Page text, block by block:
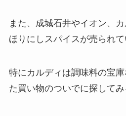
また、成城石井やイオン、
ほりにしスパイスが売られて
特にカルディは調味料の宝
た買い物のついでに探してみ